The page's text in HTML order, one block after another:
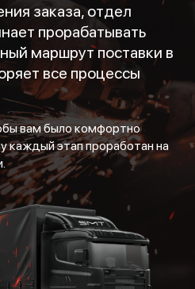
заказа, отдел
прорабатывать
маршрут поставки в
все процессы
вам было комфортно
каждый этап проработан на